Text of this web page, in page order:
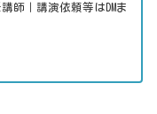
師｜講演依頼等はDMま